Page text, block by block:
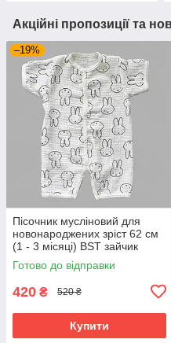
Акційні пропозиції та
–19%
Пісочник мусліновий для
новонароджених зріст 62 см
(1 - 3 місяці) BST зайчик
Готово до відправки
420 ₴ 520 ₴
Купити